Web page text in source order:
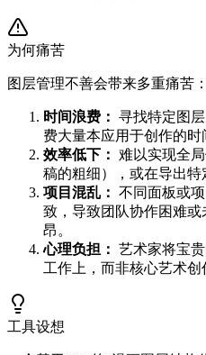
为何痛苦
图层管理不善会带来多重痛苦：
时间浪费： 寻找特定图
费大量本应用于创作的时
效率低下： 难以实现全
稿的粗细），或在导出特
项目混乱： 不同面板或
致，导致团队协作困难
昂。
心理负担： 艺术家将宝
工作上，而非核心艺术创
工具设想